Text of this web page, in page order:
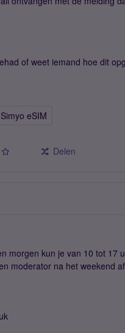
of weet iemand hoe dit
Simyo eSIM
Delen
morgen kun je van 10 tot 17
moderator na het weekend